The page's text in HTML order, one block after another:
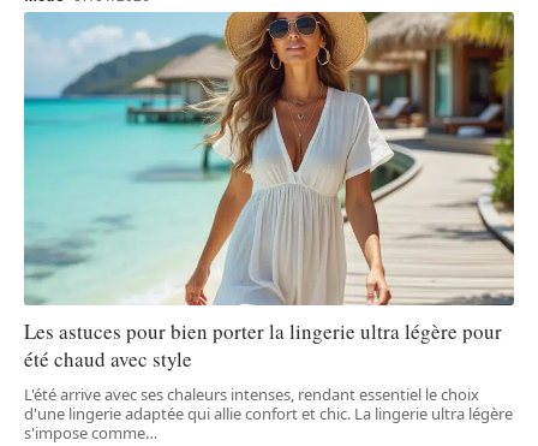
Les astuces pour bien porter la lingerie ultra légère pour
été chaud avec style
L'été arrive avec ses chaleurs intenses, rendant essentiel le choix
d'une lingerie adaptée qui allie confort et chic. La lingerie ultra légère
s'impose comme…